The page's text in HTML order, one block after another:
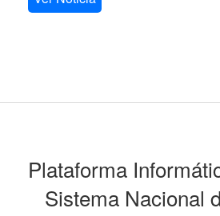
Plataforma
Sistema Nacional